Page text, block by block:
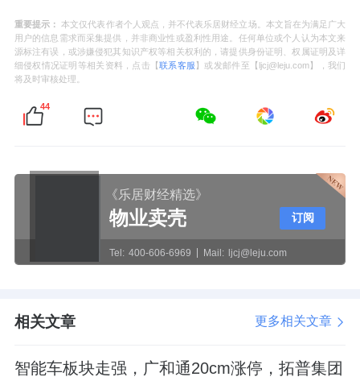
重要提示： 本文仅代表作者个人观点，并不代表乐居财经立场。本文旨在为满足广大
用户的信息需求而采集提供，并非商业性或盈利性用途。任何单位或个人认为本文来
源标注有误，或涉嫌侵犯其知识产权等相关权利的，请提供身份证明、权属证明及详
细侵权情况证明等相关资料，点击【联系客服 】或发邮件至【ljcj@leju.com】，我们
将及时审核处理。
44
《乐居财经精选》
物业卖壳
Tel: 400-606-6969 Mail: ljcj@leju.com
订阅
相关文章 更多相关文章
智能车板块走强，广和通20cm涨停，拓普集团